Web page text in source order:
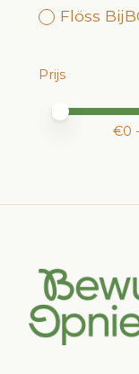
Flöss
Prijs
Minimale
Price
€0